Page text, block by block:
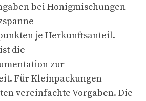
bei Honigmischungen
je Herkunftsanteil.
die
zur
Für Kleinpackungen
vereinfachte Vorgaben. Die